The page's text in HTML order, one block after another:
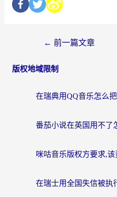
← 前一篇文章
版权地域限制